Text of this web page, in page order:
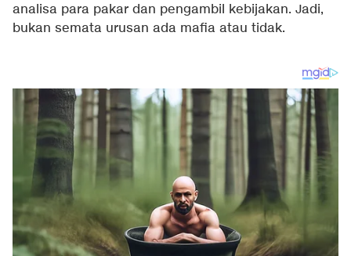
analisa para pakar dan pengambil kebijakan. Jadi,
bukan semata urusan ada mafia atau tidak.